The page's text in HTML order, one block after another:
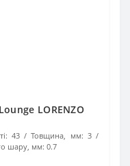
LORENZO
43 Товщина, мм: 3
шару, мм: 0.7